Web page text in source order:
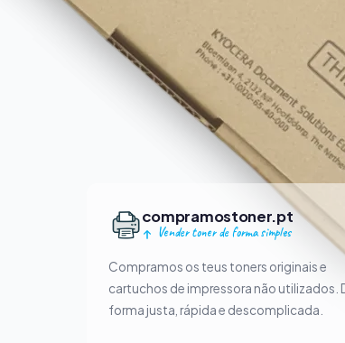
compramostoner.pt
Vender toner de forma simples
Compramos os teus toners originais e
cartuchos de impressora não utilizados.
forma justa, rápida e descomplicada.